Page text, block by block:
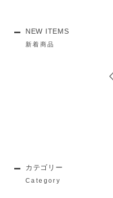
NEW ITEMS
新着商品
カテゴリー
Category